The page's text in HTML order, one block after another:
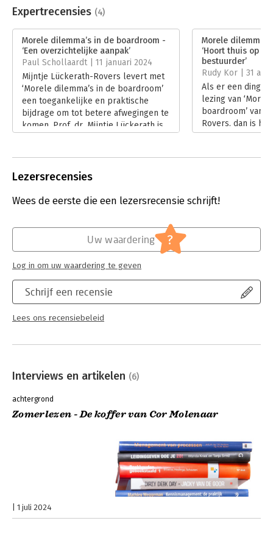
Uitgever:
Verhaal met Impact
Verschijningsdatum:
Hoofdrubriek: Strategisch management
Expertrecensies (4)
Morele dilemma’s in de boardroom -
‘Een overzichtelijke aanpak’
Paul Schollaardt | 11 januari 2024
Mijntje Lückerath-Rovers levert met
‘Morele dilemma’s in de boardroom’
een toegankelijke en praktische
bijdrage om tot betere afwegingen te
komen. Prof. dr. Mijntje Lückerath is
gebaseerd op haar
Psychologie.
Morele
‘Hoort thuis op
bestuurder’
Rudy Kor | 31
Als er een ding
lezing van
boardroom’ van
Rovers, dan is
morele
governance gaat
commissarissen.
Lees verder
Lezersrecensies
Wees de eerste die een lezersrecensie schrijft!
Schrijf een recensie
Lees ons recensiebeleid
Uw waardering ?
Log in om uw waardering te geven
Interviews en artikelen (6)
achtergrond
Zomerlezen - De koffer van Cor Molenaar
1 juli 2024